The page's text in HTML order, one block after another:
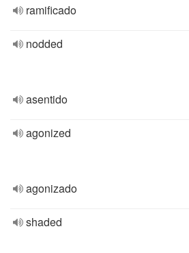
ramificado
nodded
asentido
agonized
agonizado
shaded